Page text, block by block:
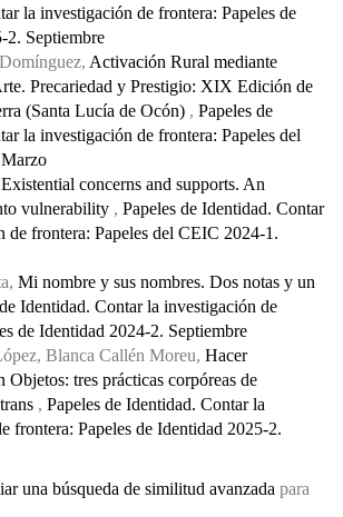
la investigación de frontera: Papeles de
2. Septiembre
Activación Rural mediante
Precariedad y Prestigio: XIX Edición de
(Santa Lucía de Ocón) , Papeles de
la investigación de frontera: Papeles del
Existential concerns and supports. An
vulnerability , Papeles de Identidad. Contar
de frontera: Papeles del CEIC 2024-1.
Mi nombre y sus nombres. Dos notas y un
Identidad. Contar la investigación de
de Identidad 2024-2. Septiembre
Blanca Callén Moreu, Hacer
Objetos: tres prácticas corpóreas de
, Papeles de Identidad. Contar la
frontera: Papeles de Identidad 2025-2.
una búsqueda de similitud avanzada para